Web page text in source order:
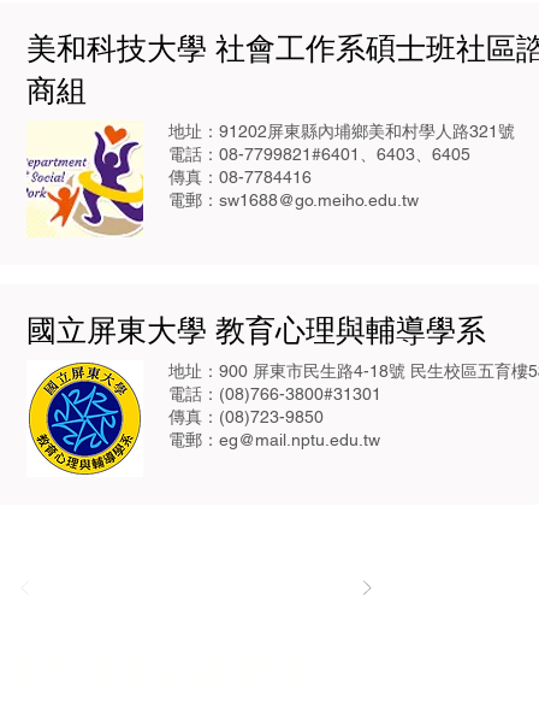
美和科技大學 社會工作系碩士班社區
商組
地址：91202屏東縣內埔鄉美和村學人路321號
電話：08-7799821#6401、6403、6405
傳真：08-7784416
電郵： sw1688@go.meiho.edu.tw
國立屏東大學 教育心理與輔導學系
地址：900 屏東市民生路4-18號 民生校區五育樓
電話：(08)766-3800#31301
傳真：(08)723-9850
電郵： eg@mail.nptu.edu.tw